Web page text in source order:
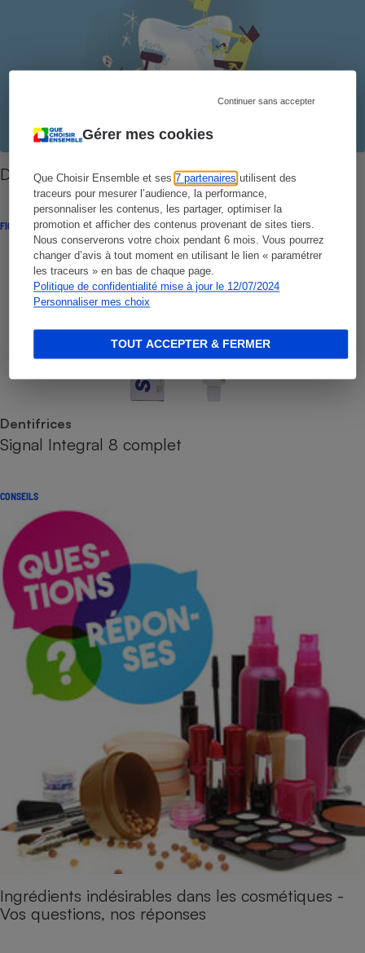
Gérer mes cookies
Que Choisir Ensemble et ses7 partenaires utilisent des
traceurs pour mesurer l’audience, la performance,
personnaliser les contenus, les partager, optimiser la
promotion et afficher des contenus provenant de sites tiers.
Nous conserverons votre choix pendant 6 mois. Vous pourrez
changer d’avis à tout moment en utilisant le lien « paramétrer
les traceurs » en bas de chaque page.
Politique de confidentialité mise à jour le 12/07/2024
Personnaliser mes choix
Continuer sans accepter
TOUT ACCEPTER & FERMER
Dents - L’art complet du brossage
FICHE PRODUIT
Dentifrices
Signal Integral 8 complet
CONSEILS
Ingrédients indésirables dans les cosmétiques -
Vos questions, nos réponses